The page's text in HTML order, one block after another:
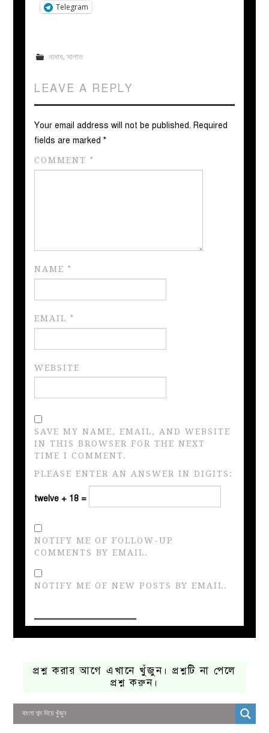
Telegram
নামায, সালাত
LEAVE A REPLY
Your email address will not be published. Required
fields are marked*
COMMENT*
NAME*
EMAIL*
WEBSITE
SAVE MY NAME, EMAIL, AND WEBSITE
IN THIS BROWSER FOR THE NEXT
TIME I COMMENT.
PLEASE ENTER AN ANSWER IN DIGITS:
twelve + 18 =
NOTIFY ME OF FOLLOW-UP
COMMENTS BY EMAIL.
NOTIFY ME OF NEW POSTS BY EMAIL.
প্রশ্ন করার আগে এখানে খুঁজুন। প্রশ্নটি না পেলে
প্রশ্ন করুন।